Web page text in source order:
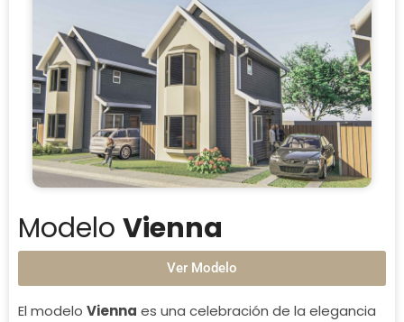
Modelo Vienna
Ver Modelo
El modelo Vienna es una celebración de la elegancia